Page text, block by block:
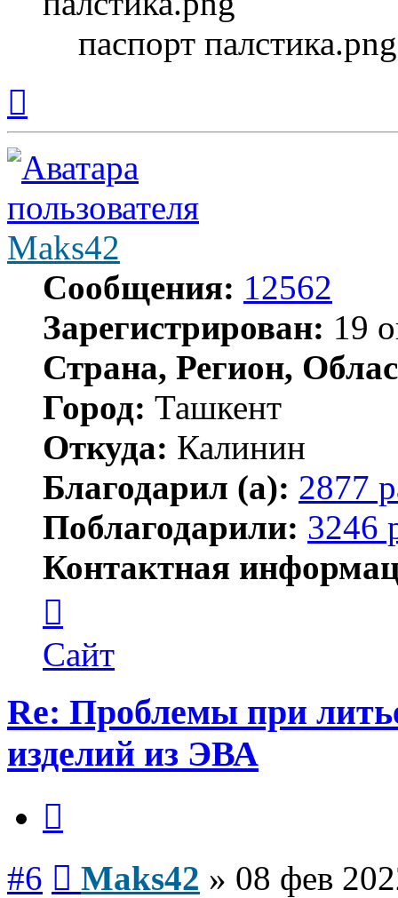
паспорт
началу
Maks42
Сообщения: 12562
Зарегистрирован: 19
Страна, Регион,
Город: Ташкент
Откуда: Калинин
Благодарил (а): 2877
Поблагодарили: 3246
Контактная
пользователя
Maks42
Сайт
Re: Проблемы при
изделий из ЭВА
#6 Maks42 » 08 фев